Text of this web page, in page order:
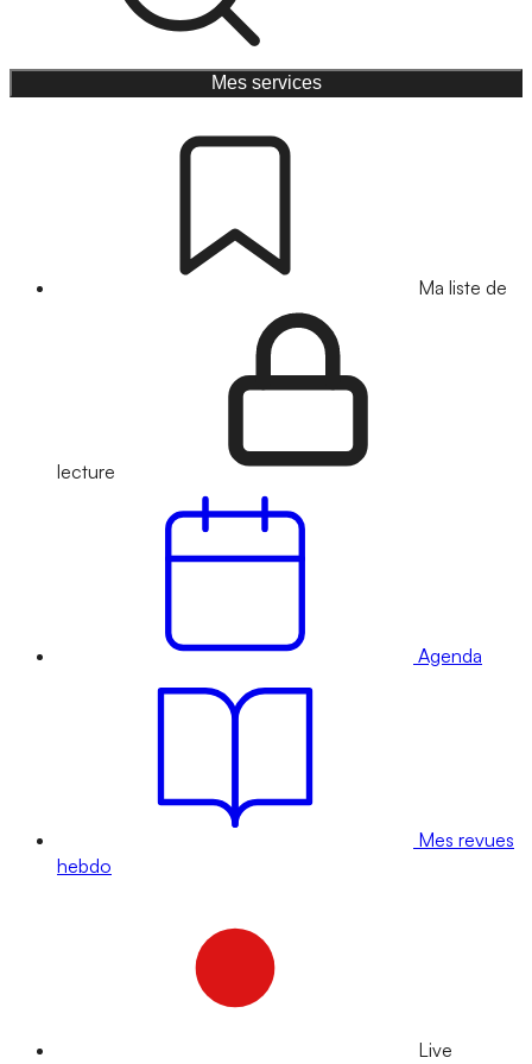
Mes services
Ma liste de
lecture
Agenda
Mes revues
hebdo
Live